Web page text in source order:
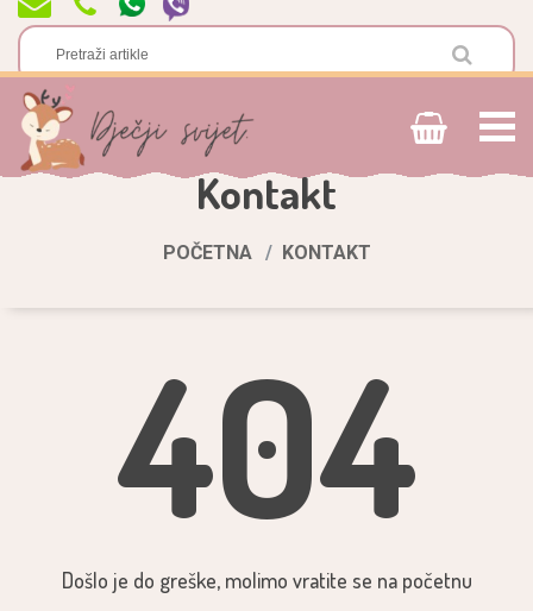
Kontakt
POČETNA KONTAKT
404
Došlo je do greške, molimo vratite se na početnu